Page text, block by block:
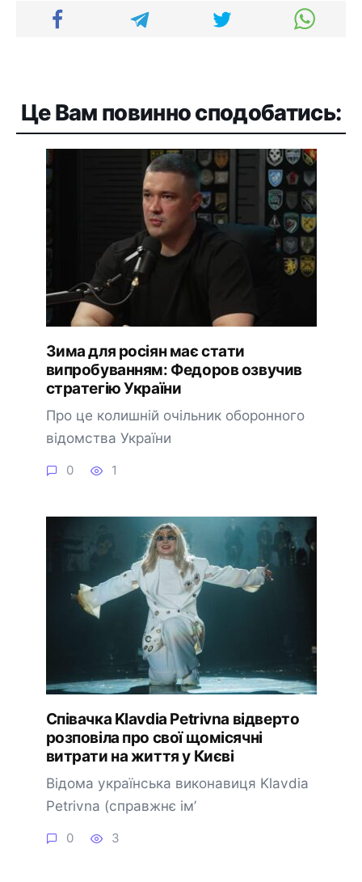
Це Вам повинно сподобатись:
Зима для росіян має стати
випробуванням: Федоров озвучив
стратегію України
Про це колишній очільник оборонного
відомства України
0 1
Співачка Klavdia Petrivna відверто
розповіла про свої щомісячні
витрати на життя у Києві
Відома українська виконавиця Klavdia
Petrivna (справжнє ім’
0 3